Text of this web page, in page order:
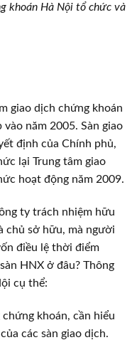
khoán Hà Nội tổ chức và
giao dịch chứng khoán
năm 2005. Sàn giao
định của Chính phủ,
lại Trung tâm giao
hoạt động năm 2009.
ty trách nhiệm hữu
chủ sở hữu, mà người
điều lệ thời điểm
HNX ở đâu? Thông
cụ thể:
khoán, cần hiểu
các sàn giao dịch.